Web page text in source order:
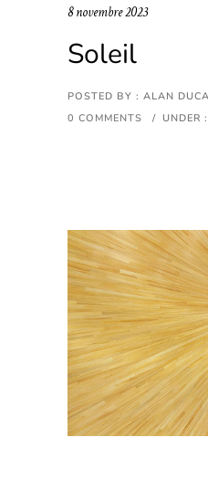
8 novembre 2023
Soleil
POSTED BY : ALAN
0 COMMENTS
/ UNDER :